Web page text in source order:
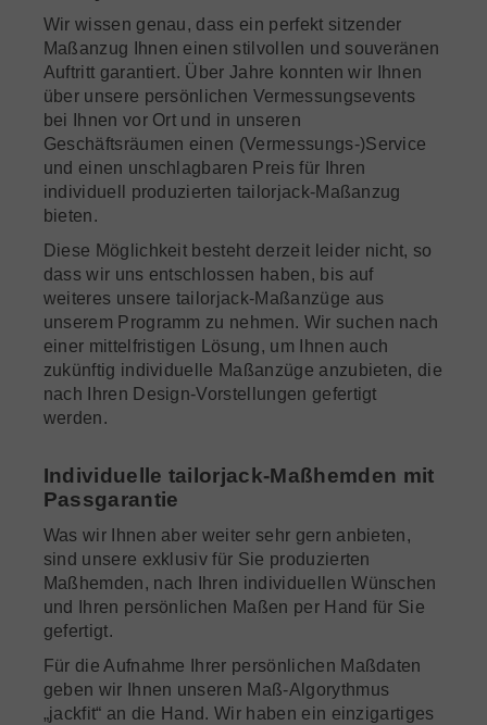
Wir wissen genau, dass ein perfekt sitzender
Maßanzug Ihnen einen stilvollen und souveränen
Auftritt garantiert. Über Jahre konnten wir Ihnen
über unsere persönlichen Vermessungsevents
bei Ihnen vor Ort und in unseren
Geschäftsräumen einen (Vermessungs-)Service
und einen unschlagbaren Preis für Ihren
individuell produzierten tailorjack-Maßanzug
bieten.
Diese Möglichkeit besteht derzeit leider nicht, so
dass wir uns entschlossen haben, bis auf
weiteres unsere tailorjack-Maßanzüge aus
unserem Programm zu nehmen. Wir suchen nach
einer mittelfristigen Lösung, um Ihnen auch
zukünftig individuelle Maßanzüge anzubieten, die
nach Ihren Design-Vorstellungen gefertigt
werden.
Individuelle tailorjack-Maßhemden mit
Passgarantie
Was wir Ihnen aber weiter sehr gern anbieten,
sind unsere exklusiv für Sie produzierten
Maßhemden, nach Ihren individuellen Wünschen
und Ihren persönlichen Maßen per Hand für Sie
gefertigt.
Für die Aufnahme Ihrer persönlichen Maßdaten
geben wir Ihnen unseren Maß-Algorythmus
„jackfit“ an die Hand. Wir haben ein einzigartiges